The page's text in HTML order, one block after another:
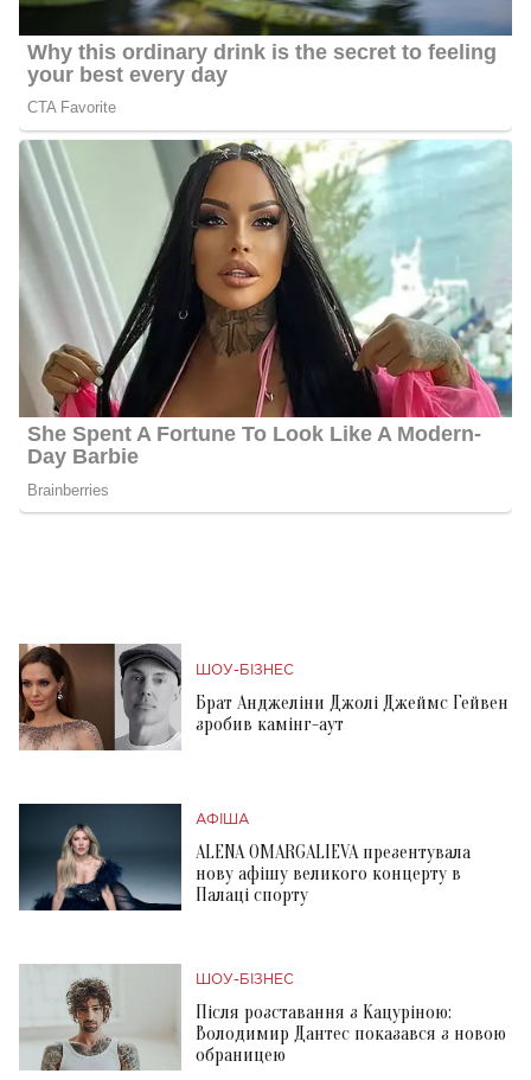
ШОУ-БІЗНЕС
Брат Анджеліни Джолі Джеймс Гейвен
зробив камінг-аут
АФІША
ALENA OMARGALIEVA презентувала
нову афішу великого концерту в
Палаці спорту
ШОУ-БІЗНЕС
Після розставання з Кацуріною:
Володимир Дантес показався з новою
обраницею